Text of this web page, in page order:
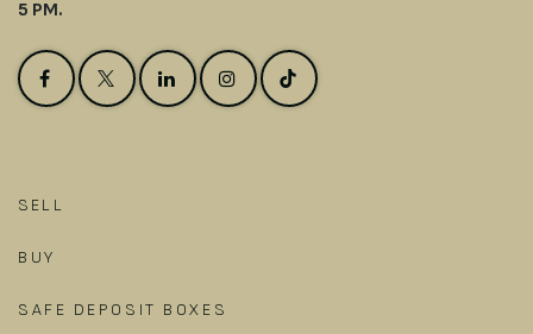
5 PM.
SELL
BUY
SAFE DEPOSIT BOXES